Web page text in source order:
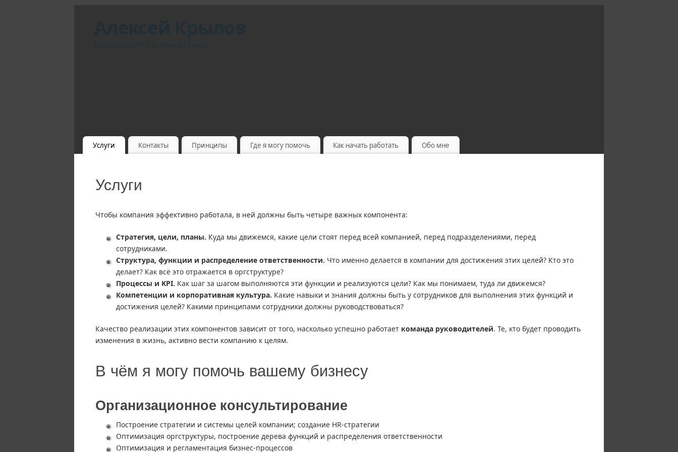
Услуги Контакты Принципы Где я могу помочь Как начать работать Обо мне
Услуги
Чтобы компания эффективно работала, в ней должны быть четыре важных компонента:
Стратегия, цели, планы. Куда мы движемся, какие цели стоят перед всей компанией, перед подразделениями, перед
сотрудниками.
Структура, функции и распределение ответственности. Что именно делается в компании для достижения этих целей? Кто это
делает? Как всё это отражается в оргструктуре?
Процессы и KPI. Как шаг за шагом выполняются эти функции и реализуются цели? Как мы понимаем, туда ли движемся?
Компетенции и корпоративная культура. Какие навыки и знания должны быть у сотрудников для выполнения этих функций и
достижения целей? Какими принципами сотрудники должны руководствоваться?
Качество реализации этих компонентов зависит от того, насколько успешно работает команда руководителей. Те, кто будет проводить
изменения в жизнь, активно вести компанию к целям.
В чём я могу помочь вашему бизнесу
Организационное консультирование
Построение стратегии и системы целей компании; создание HR-стратегии
Оптимизация оргструктуры, построение дерева функций и распределения ответственности
Оптимизация и регламентация бизнес-процессов